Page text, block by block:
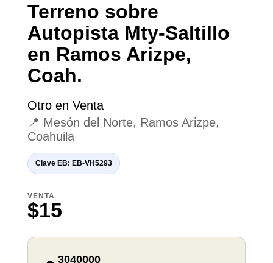
Terreno sobre
Autopista Mty-Saltillo
en Ramos Arizpe,
Coah.
Otro en Venta
📍 Mesón del Norte, Ramos Arizpe,
Coahuila
Clave EB: EB-VH5293
VENTA
$15
3040000